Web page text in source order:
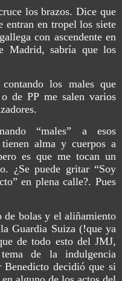
los brazos. Dice que
entran en tropel los siete
con ascendente en
Madrid, sabría que los
los males que
de PP me salen varios
“males” a esos
alma y cuerpos a
es que me tocan un
¿Se puede gritar “Soy
en plena calle?. Pues
de bolas y el aliñamiento
Guardia Suiza (!que ya
de todo esto del JMJ,
de la indulgencia
decidió que si